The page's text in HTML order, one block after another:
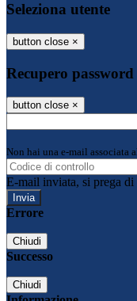
Seleziona utente
button close ×
Recupero password
button close ×
Non hai una e-mail associata
E-mail inviata, si prega di
Errore
Chiudi
Successo
Chiudi